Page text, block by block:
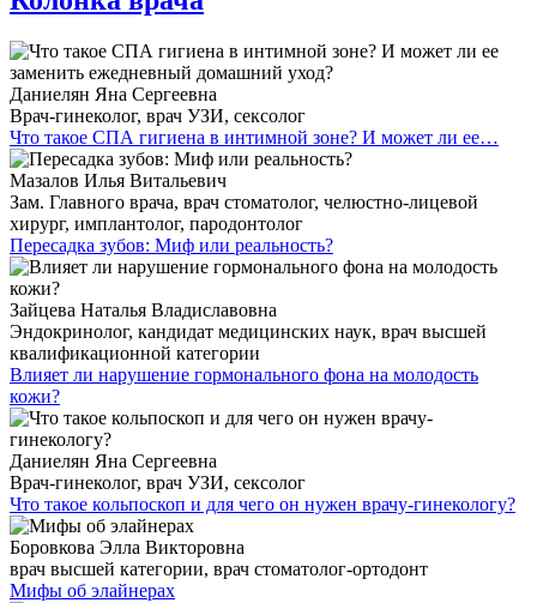
Даниелян Яна Сергеевна
Врач-гинеколог, врач УЗИ, сексолог
Что такое СПА гигиена в интимной зоне? И может ли ее…
Мазалов Илья Витальевич
Зам. Главного врача, врач стоматолог, челюстно-лицевой
хирург, имплантолог, пародонтолог
Пересадка зубов: Миф или реальность?
Зайцева Наталья Владиславовна
Эндокринолог, кандидат медицинских наук, врач высшей
квалификационной категории
Влияет ли нарушение гормонального фона на молодость
кожи?
Даниелян Яна Сергеевна
Врач-гинеколог, врач УЗИ, сексолог
Что такое кольпоскоп и для чего он нужен врачу-гинекологу?
Боровкова Элла Викторовна
врач высшей категории, врач стоматолог-ортодонт
Мифы об элайнерах